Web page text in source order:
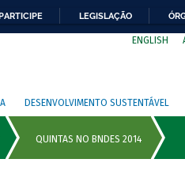
LEGISLAÇÃO
ENGLISH
DESENVOLVIMENTO SUSTENTÁVEL